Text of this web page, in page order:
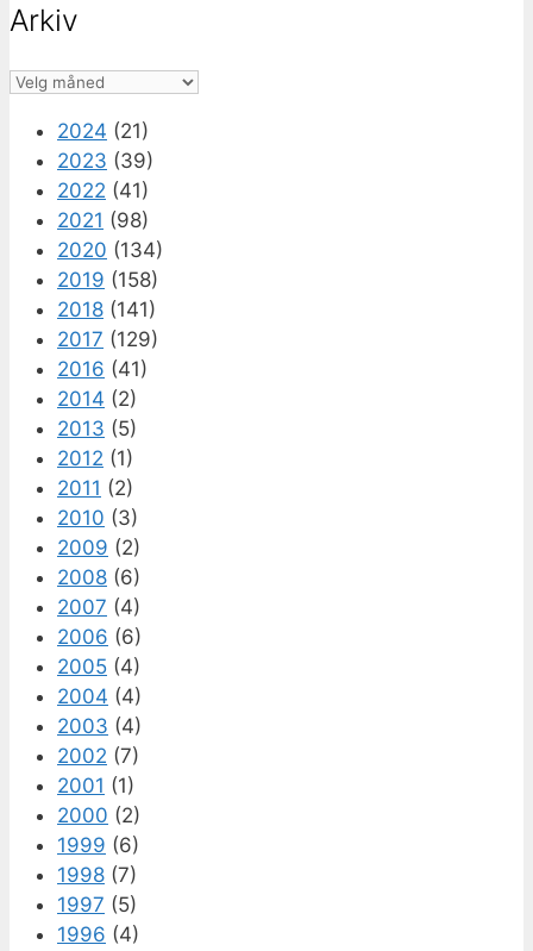
Arkiv
Arkiv
2024 (21)
2023 (39)
2022 (41)
2021 (98)
2020 (134)
2019 (158)
2018 (141)
2017 (129)
2016 (41)
2014 (2)
2013 (5)
2012 (1)
2011 (2)
2010 (3)
2009 (2)
2008 (6)
2007 (4)
2006 (6)
2005 (4)
2004 (4)
2003 (4)
2002 (7)
2001 (1)
2000 (2)
1999 (6)
1998 (7)
1997 (5)
1996 (4)